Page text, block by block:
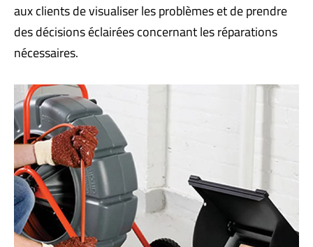
aux clients de visualiser les problèmes et de prendre
des décisions éclairées concernant les réparations
nécessaires.